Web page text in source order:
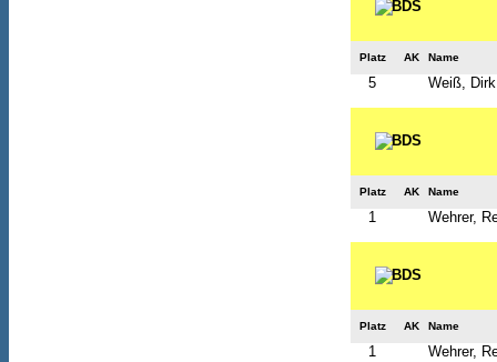
Platz AK Name
5 Weiß, Dirk
Platz AK Name
1 Wehrer,
Platz AK Name
1 Wehrer,